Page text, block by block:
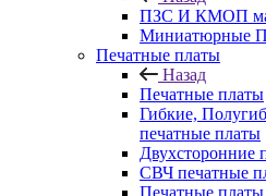
ПЗС И КМОП
Миниатюрные
Печатные платы
Назад
Печатные платы
Гибкие,
печатные платы
Двухсторонние
СВЧ печатные
Печатные платы